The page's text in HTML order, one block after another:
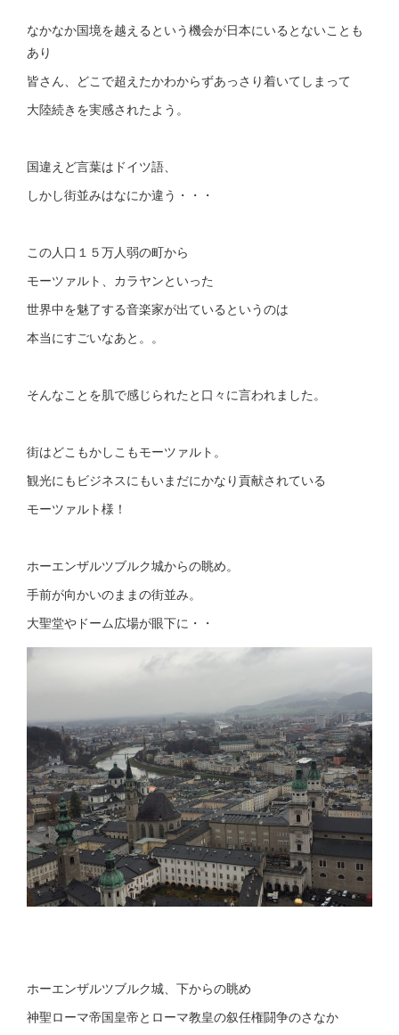
なかなか国境を越えるという機会が日本にいるとないことも
あり
皆さん、どこで超えたかわからずあっさり着いてしまって
大陸続きを実感されたよう。
国違えど言葉はドイツ語、
しかし街並みはなにか違う・・・
この人口１５万人弱の町から
モーツァルト、カラヤンといった
世界中を魅了する音楽家が出ているというのは
本当にすごいなあと。。
そんなことを肌で感じられたと口々に言われました。
街はどこもかしこもモーツァルト。
観光にもビジネスにもいまだにかなり貢献されている
モーツァルト様！
ホーエンザルツブルク城からの眺め。
手前が向かいのままの街並み。
大聖堂やドーム広場が眼下に・・
ホーエンザルツブルク城、下からの眺め
神聖ローマ帝国皇帝とローマ教皇の叙任権闘争のさなか